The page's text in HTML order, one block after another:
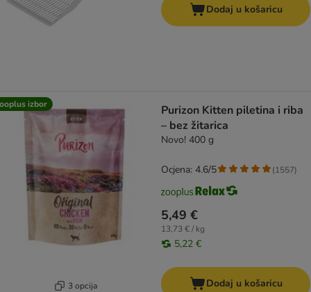
Dodaj u košaricu
izbor
3 opcija
Purizon Kitten piletina i riba
– bez žitarica
Novo! 400 g
5,49 €
13,73 € / kg
5,22 €
Ocjena: 4.6/5 (1557)
Dodaj u košaricu